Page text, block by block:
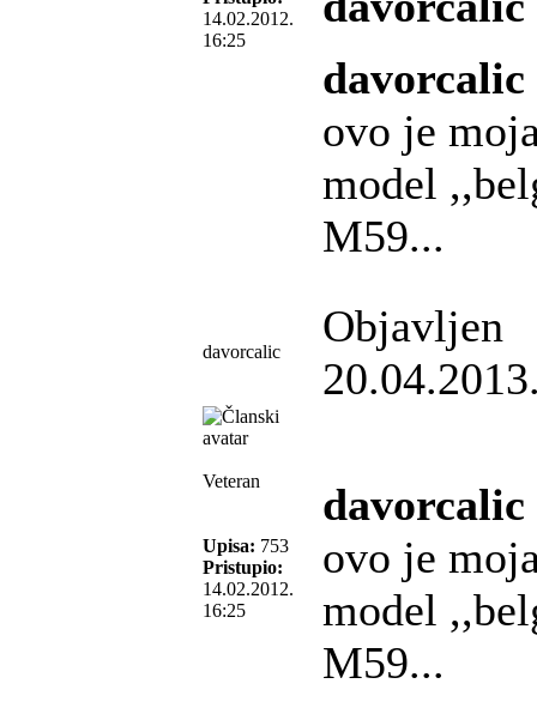
14.02.2012.
16:25
davorcalic
ovo je
model
M59...
davorcalic
Objavljen
Veteran
Upisa: 753
Pristupio:
14.02.2012.
16:25
davorcalic
ovo je
model
M59...